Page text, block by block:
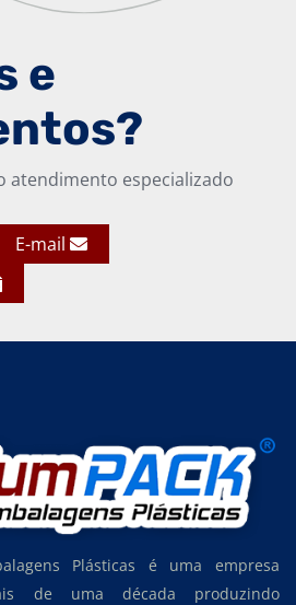
e
atendimento especializado
E-mail
Plásticas é uma empresa
de uma década produzindo